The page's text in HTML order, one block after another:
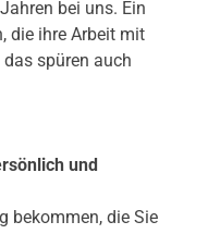
bei uns. Ein
die ihre Arbeit mit
spüren auch
und
bekommen, die Sie